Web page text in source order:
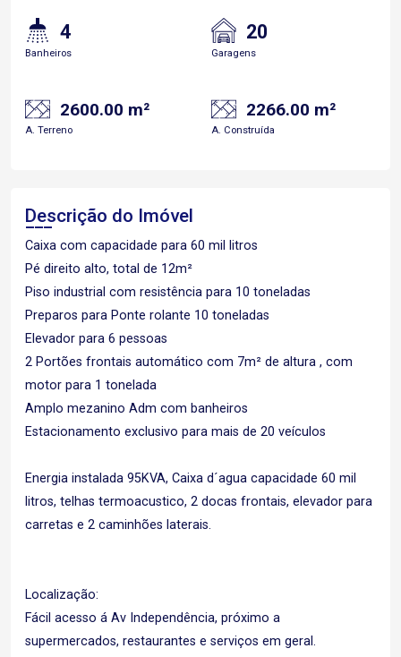
4
Banheiros
20
Garagens
2600.00 m²
A. Terreno
2266.00 m²
A. Construída
Descrição do Imóvel
Caixa com capacidade para 60 mil litros
Pé direito alto, total de 12m²
Piso industrial com resistência para 10 toneladas
Preparos para Ponte rolante 10 toneladas
Elevador para 6 pessoas
2 Portões frontais automático com 7m² de altura , com
motor para 1 tonelada
Amplo mezanino Adm com banheiros
Estacionamento exclusivo para mais de 20 veículos
Energia instalada 95KVA, Caixa d´agua capacidade 60 mil
litros, telhas termoacustico, 2 docas frontais, elevador para
carretas e 2 caminhões laterais.
Localização:
Fácil acesso á Av Independência, próximo a
supermercados, restaurantes e serviços em geral.